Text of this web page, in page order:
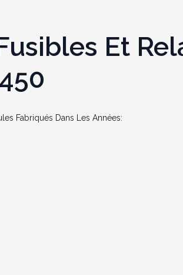
Et
450
Fabriqués Dans Les Années: